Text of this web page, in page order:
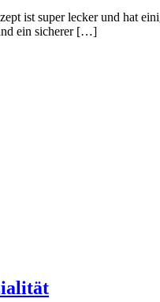
ist super lecker und hat
ein sicherer […]